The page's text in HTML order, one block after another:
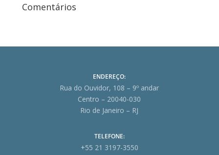
Comentários
ENDEREÇO:
Rua do Ouvidor, 108 – 9º andar
Centro – 20040-030
Rio de Janeiro – RJ
TELEFONE:
+55 21 3197-3550